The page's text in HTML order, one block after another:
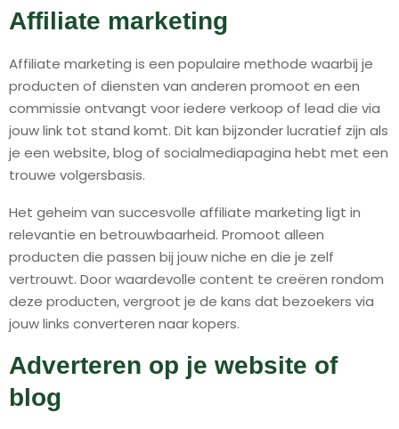
Affiliate marketing
Affiliate marketing is een populaire methode waarbij je
producten of diensten van anderen promoot en een
commissie ontvangt voor iedere verkoop of lead die via
jouw link tot stand komt. Dit kan bijzonder lucratief zijn als
je een website, blog of socialmediapagina hebt met een
trouwe volgersbasis.
Het geheim van succesvolle affiliate marketing ligt in
relevantie en betrouwbaarheid. Promoot alleen
producten die passen bij jouw niche en die je zelf
vertrouwt. Door waardevolle content te creëren rondom
deze producten, vergroot je de kans dat bezoekers via
jouw links converteren naar kopers.
Adverteren op je website of
blog